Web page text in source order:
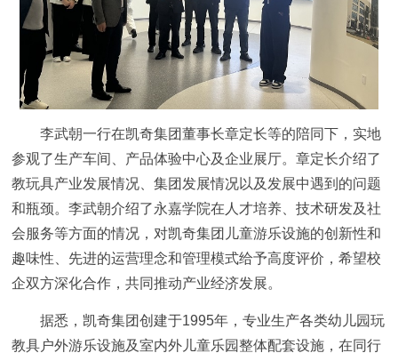
李武朝一行在凯奇集团董事长章定长等的陪同下，实地
参观了生产车间、产品体验中心及企业展厅。章定长介绍了
教玩具产业发展情况、集团发展情况以及发展中遇到的问题
和瓶颈。李武朝介绍了永嘉学院在人才培养、技术研发及社
会服务等方面的情况，对凯奇集团儿童游乐设施的创新性和
趣味性、先进的运营理念和管理模式给予高度评价，希望校
企双方深化合作，共同推动产业经济发展。
据悉，凯奇集团创建于1995年，专业生产各类幼儿园玩
教具户外游乐设施及室内外儿童乐园整体配套设施，在同行